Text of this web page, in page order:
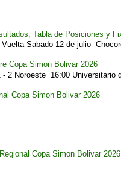
Tabla de Posiciones y
Sabado 12 de julio
Copa Simon Bolivar 2026
2 Noroeste 16:00 Universitario
Copa Simon Bolivar 2026
Copa Simon Bolivar 2026